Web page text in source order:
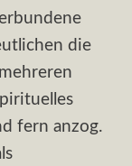
die
fern anzog.